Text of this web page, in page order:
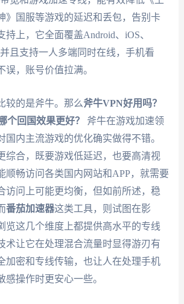
》国服等游戏的延迟和丢包，告别卡
持上，它全面覆盖Android、iOS、
并且支持一人多端同时在线，手机看
误，账号价值拉满。
较的是斧牛。那么斧牛VPN好用吗？
个回国效果更好？
斧牛在游戏加速领
国内主流游戏的优化确实做得不错。
综合，既要游戏低延迟，也要高清视
顺畅访问各类国内网站和APP，就需要
访问上可能更均衡，但如前所述，稳
番茄加速器这类工具，则试图在影
览这几个维度上都提供高水平的专线
术让它在处理混合流量时显得游刃有
加密和专线传输，也让人在处理手机
感操作时更安心一些。